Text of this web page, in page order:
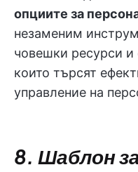
опциите за
незаменим
човешки ресурси
които търсят
управление на
8. Шаблон